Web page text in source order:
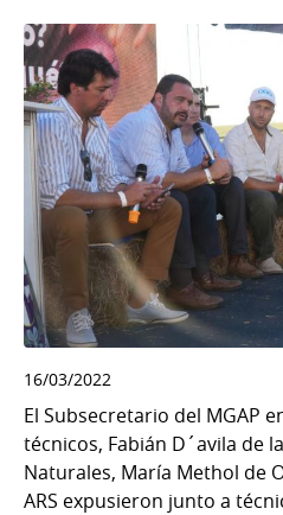
16/03/2022
El Subsecretario del MGAP
técnicos, Fabián D´avila de
Naturales, María Methol de
ARS expusieron junto a